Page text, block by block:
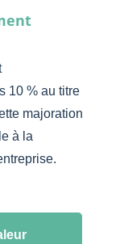
10 % au titre
majoration
à la